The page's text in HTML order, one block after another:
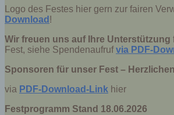
Logo des Festes hier gern zur fairen
Download !
Wir freuen uns auf Ihre Unterstützung
Fest, siehe Spendenaufrufvia PDF-
Sponsoren für unser Fest –
via PDF-Download-Link hier
Festprogramm Stand 18.06.2026